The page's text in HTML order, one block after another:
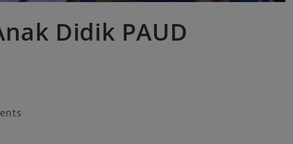
Didik PAUD